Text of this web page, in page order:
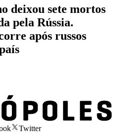
deixou sete mortos
pela Rússia.
após russos
Twitter